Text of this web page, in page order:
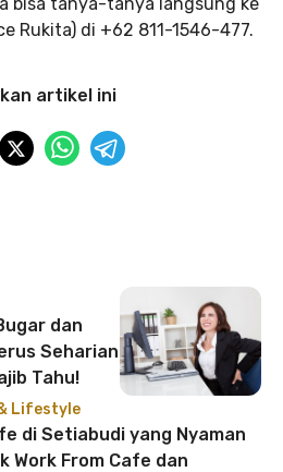
Rukita) di +62 811-1546-477.
artikel ini
dan
Seharian
Tahu!
Lifestyle
di Setiabudi yang Nyaman
Work From Cafe dan